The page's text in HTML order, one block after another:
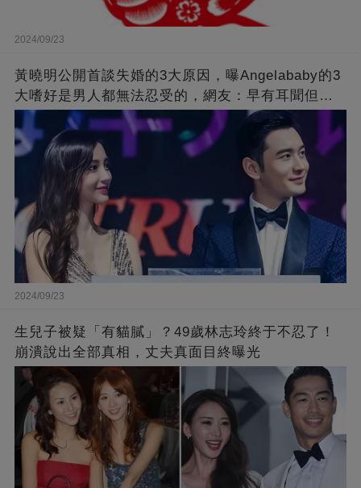
2024/09/23
黃曉明公開首談失婚的3大原因，曝Angelababy的3
大嗜好是男人都無法忍受的，網友：早有耳聞但想
不到那麼嚴重！
2024/09/23
生兒子被疑「有貓膩」？49歲林志玲終于不忍了！
崩潰說出全部真相，丈夫真面目終曝光